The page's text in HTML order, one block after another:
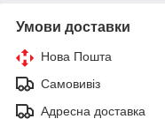
Умови доставки
Нова Пошта
Самовивіз
Адресна доставка